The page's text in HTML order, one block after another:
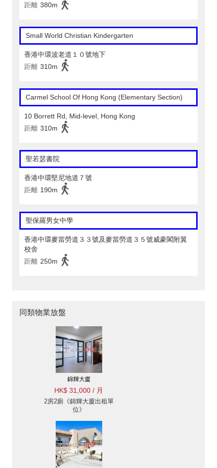
距離 380m
Small World Christian Kindergarten
香港中環波老道１０號地下
距離 310m
Carmel School Of Hong Kong (Elementary Section)
10 Borrett Rd, Mid-level, Hong Kong
距離 310m
聖若瑟書院
香港中環堅尼地道７號
距離 190m
聖保羅男女中學
香港中環麥當勞道３３號及麥當勞道３５號威豪閣附翼
校舍
距離 250m
同類物業放盤
錦輝大廈
HK$ 31,000 / 月
2房2廁《錦輝大廈出租單
位》